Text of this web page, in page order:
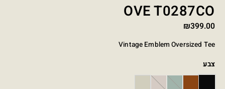
OVE T0287CO
₪399.00
צבע
GREEN
PINK
Vintage Emblem Oversized Tee